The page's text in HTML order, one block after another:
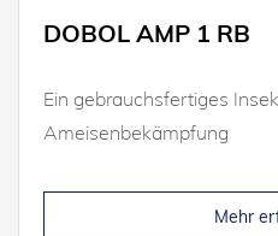
DOBOL AMP 1 RB
Ein gebrauchsfertiges
Ameisenbekämpfung
Mehr